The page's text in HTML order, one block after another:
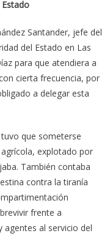
Santander, jefe del
del Estado en Las
para que atendiera a
cierta frecuencia, por
a delegar esta
que someterse
explotado por
También contaba
contra la tiranía
frente a
al servicio del